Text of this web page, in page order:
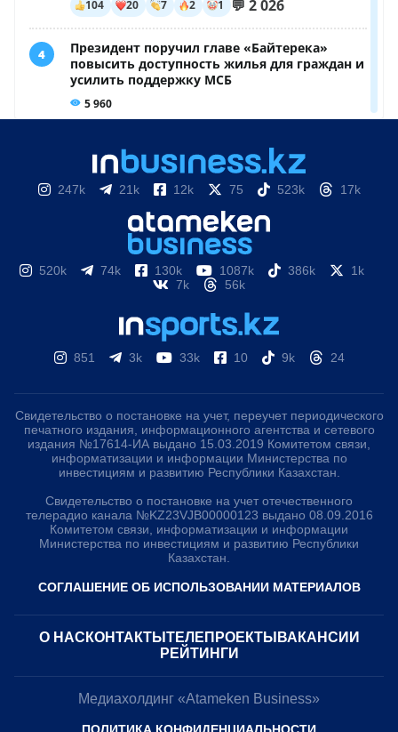
247k 21k 12k 75 523k 17k
520k 74k 130k 1087k 386k
1k
7k
56k
851 3k 33k 10 9k 24
Свидетельство о постановке на учет, переучет периодического
печатного издания, информационного агентства и сетевого
издания №17614-ИА выдано 15.03.2019 Комитетом связи,
информатизации и информации Министерства по
инвестициям и развитию Республики Казахстан.
Свидетельство о постановке на учет отечественного
телерадио канала №KZ23VJB00000123 выдано 08.09.2016
Комитетом связи, информатизации и информации
Министерства по инвестициям и развитию Республики
Казахстан.
СОГЛАШЕНИЕ ОБ ИСПОЛЬЗОВАНИИ МАТЕРИАЛОВ
О НАС КОНТАКТЫ ТЕЛЕПРОЕКТЫ ВАКАНСИИ
РЕЙТИНГИ
Медиахолдинг «Atameken Business»